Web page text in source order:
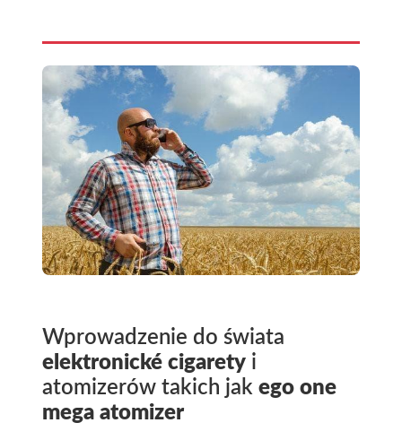
Wprowadzenie do świata
elektronické cigarety i
atomizerów takich jak ego one
mega atomizer